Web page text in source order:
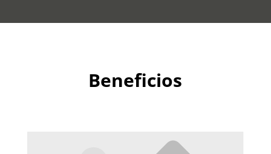
$ 159.900
Beneficios